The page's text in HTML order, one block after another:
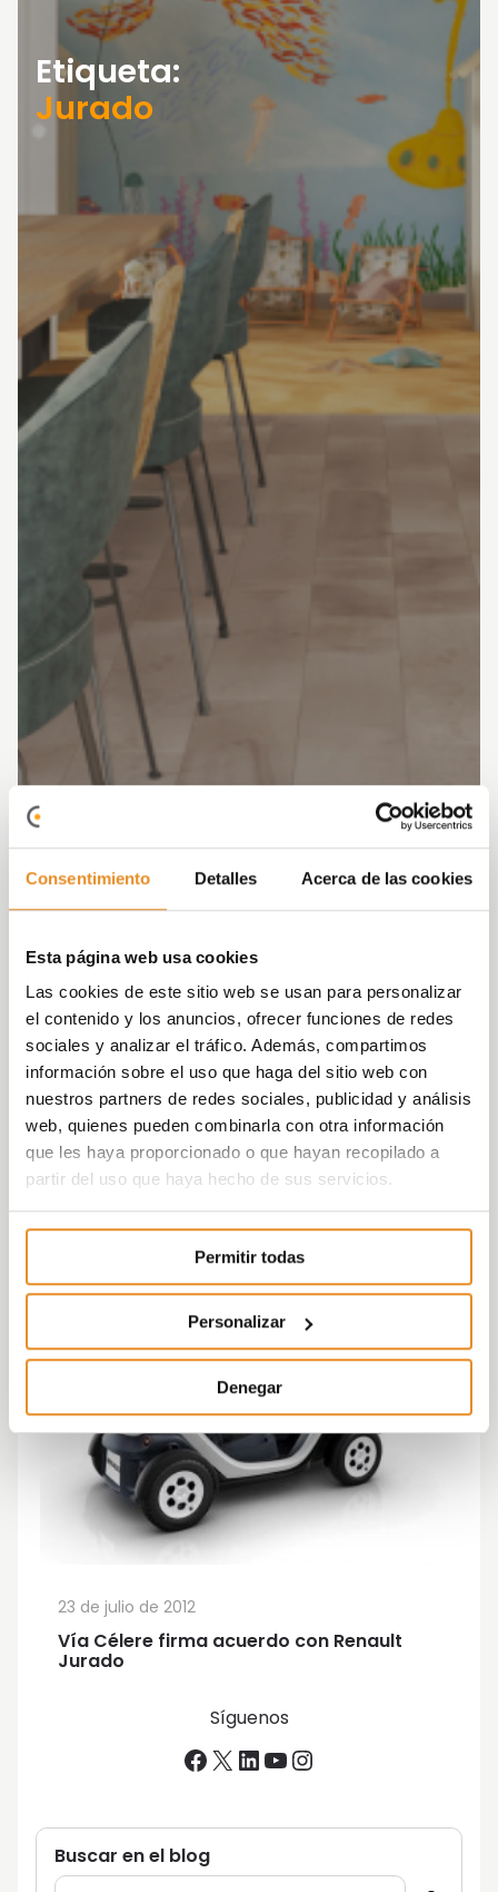
Consentimiento Detalles Acerca de las cookies
Esta página web usa cookies
Las cookies de este sitio web se usan para personalizar
el contenido y los anuncios, ofrecer funciones de redes
sociales y analizar el tráfico. Además, compartimos
información sobre el uso que haga del sitio web con
nuestros partners de redes sociales, publicidad y análisis
web, quienes pueden combinarla con otra información
que les haya proporcionado o que hayan recopilado a
partir del uso que haya hecho de sus servicios.
Permitir todas
Personalizar
Denegar
Etiqueta:
Jurado
Vía Célere firma acuerdo con Renault
Jurado
23 de julio de 2012
Síguenos
Facebook
X LinkedIn
YouTube
Instagram
Buscar en el blog